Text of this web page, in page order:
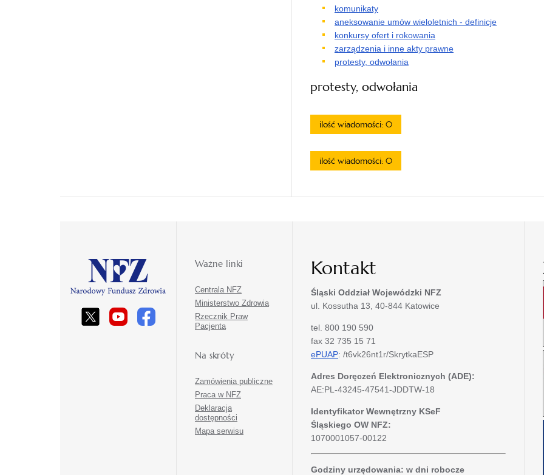
komunikaty
aneksowanie umów wieloletnich - definicje
konkursy ofert i rokowania
zarządzenia i inne akty prawne
protesty, odwołania
protesty, odwołania
ilość wiadomości: 0
ilość wiadomości: 0
Ważne linki
Centrala NFZ
Ministerstwo Zdrowia
Rzecznik Praw
Pacjenta
Na skróty
Zamówienia publiczne
Praca w NFZ
Deklaracja
dostępności
Mapa serwisu
Kontakt
Śląski Oddział Wojewódzki NFZ
ul. Kossutha 13, 40-844 Katowice
tel. 800 190 590
fax 32 735 15 71
ePUAP: /t6vk26nt1r/SkrytkaESP
Adres Doręczeń Elektronicznych (ADE):
AE:PL-43245-47541-JDDTW-18
Identyfikator Wewnętrzny KSeF
Śląskiego OW NFZ:
1070001057-00122
Godziny urzędowania: w dni robocze